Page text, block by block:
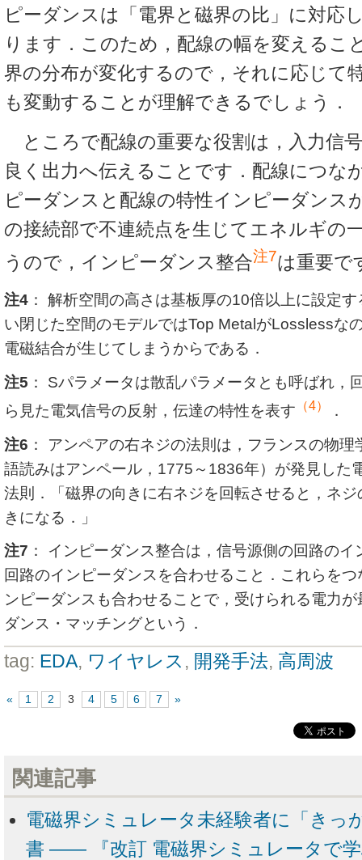
ピーダンスは「電界と磁界の比」に対応
ります．このため，配線の幅を変えるこ
界の分布が変化するので，それに応じて
も変動することが理解できるでしょう．
ところで配線の重要な役割は，入力信
良く出力へ伝えることです．配線につな
ピーダンスと配線の特性インピーダンス
の接続部で不連続点を生じてエネルギの
うので，インピーダンス整合注7は重要で
注4 ： 解析空間の高さは基板厚の10倍以上に設定
い閉じた空間のモデルではTop MetalがLosslessな
電磁結合が生じてしまうからである．
注5 ： Sパラメータは散乱パラメータとも呼ばれ，
ら見た電気信号の反射，伝達の特性を表す （4）
．
注6 ： アンペアの右ネジの法則は，フランスの物
語読みはアンペール，1775～1836年）が発見した
法則．「磁界の向きに右ネジを回転させると，ネ
きになる．」
注7 ： インピーダンス整合は，信号源側の回路の
回路のインピーダンスを合わせること．これらを
ンピーダンスも合わせることで，受けられる電力
ダンス・マッチングという．
tag: EDA, ワイヤレス , 開発手法, 高周波
« 1 2 3 4 5 6 7 »
関連記事
電磁界シミュレータ未経験者に「きっ
書 ―― 『改訂 電磁界シミュレータで